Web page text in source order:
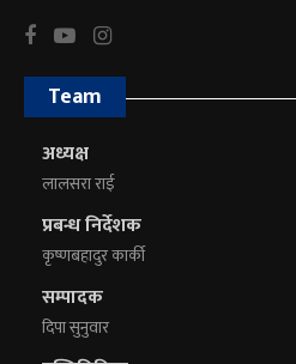
Team
अध्यक्ष
लालसरा राई
प्रबन्ध निर्देशक
कृष्णबहादुर कार्की
सम्पादक
दिपा सुनुवार